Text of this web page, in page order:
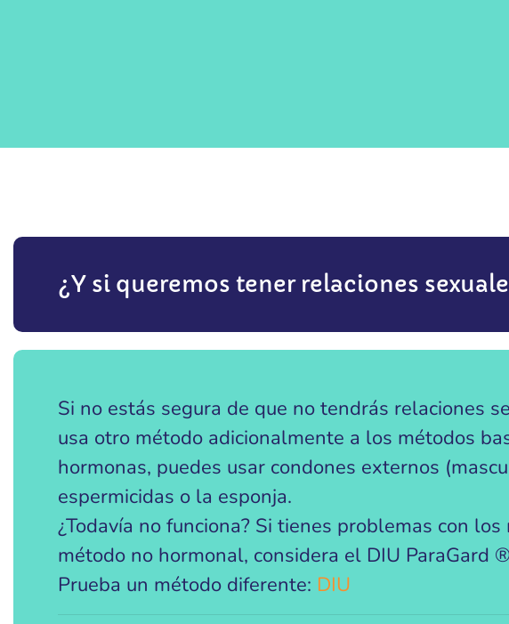
¿Y si queremos tener relaciones
Si no estás segura de que no tendrás relaciones
usa otro método adicionalmente a los métodos
hormonas, puedes usar condones externos
espermicidas o la esponja.
¿Todavía no funciona? Si tienes problemas con
método no hormonal, considera el DIU ParaGard
Prueba un método diferente: DIU